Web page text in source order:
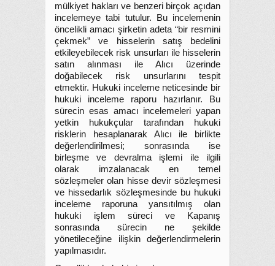
mülkiyet hakları ve benzeri birçok açıdan
incelemeye tabi tutulur. Bu incelemenin
öncelikli amacı şirketin adeta “bir resmini
çekmek” ve hisselerin satış bedelini
etkileyebilecek risk unsurları ile hisselerin
satın alınması ile Alıcı üzerinde
doğabilecek risk unsurlarını tespit
etmektir. Hukuki inceleme neticesinde bir
hukuki inceleme raporu hazırlanır. Bu
sürecin esas amacı incelemeleri yapan
yetkin hukukçular tarafından hukuki
risklerin hesaplanarak Alıcı ile birlikte
değerlendirilmesi; sonrasında ise
birleşme ve devralma işlemi ile ilgili
olarak imzalanacak en temel
sözleşmeler olan hisse devir sözleşmesi
ve hissedarlık sözleşmesinde bu hukuki
inceleme raporuna yansıtılmış olan
hukuki işlem süreci ve Kapanış
sonrasında sürecin ne şekilde
yönetileceğine ilişkin değerlendirmelerin
yapılmasıdır.